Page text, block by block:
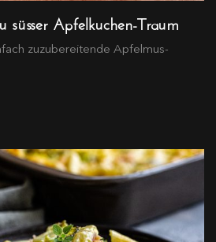
süsser Apfelkuchen-Traum
zuzubereitende Apfelmus-